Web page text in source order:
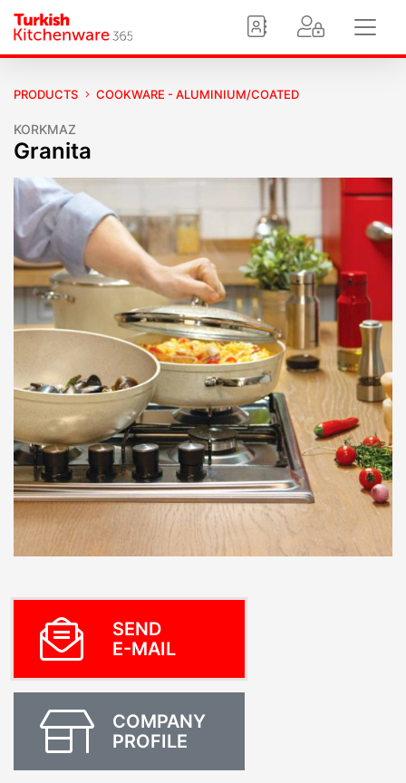
PRODUCTS COOKWARE - ALUMINIUM/COATED
KORKMAZ
Granita
SEND
E-MAIL
COMPANY
PROFILE